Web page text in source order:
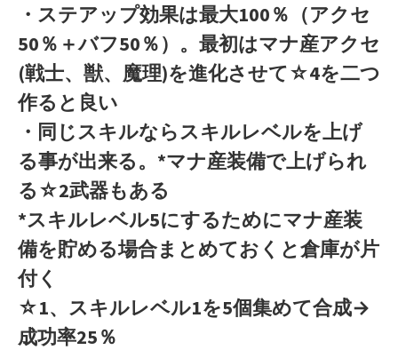
・ステアップ効果は最大100％（アクセ
50％＋バフ50％）。最初はマナ産アクセ
(戦士、獣、魔理)を進化させて☆4を二つ
作ると良い
・同じスキルならスキルレベルを上げ
る事が出来る。*マナ産装備で上げられ
る☆2武器もある
*スキルレベル5にするためにマナ産装
備を貯める場合まとめておくと倉庫が片
付く
☆1、スキルレベル1を5個集めて合成→
成功率25％